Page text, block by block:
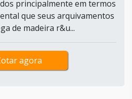
principalmente em termos
que seus arquivamentos
de madeira r&u...
agora